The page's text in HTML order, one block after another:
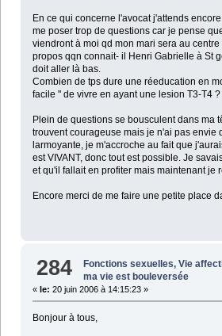
En ce qui concerne l'avocat j'attends
me poser trop de questions car je pense
viendront à moi qd mon mari sera au centre
propos qqn connait- il Henri Gabrielle à St
doit aller là bas.
Combien de tps dure une réeducation en
facile " de vivre en ayant une lesion T3-T4 ?
Plein de questions se bousculent dans ma
trouvent courageuse mais je n'ai pas envie
larmoyante, je m'accroche au fait que
est VIVANT, donc tout est possible. Je
et qu'il fallait en profiter mais maintenant je
Encore merci de me faire une petite place
284 Fonctions sexuelles, Vie
ma vie est bouleversée
« le: 20 juin 2006 à 14:15:23 »
Bonjour à tous,